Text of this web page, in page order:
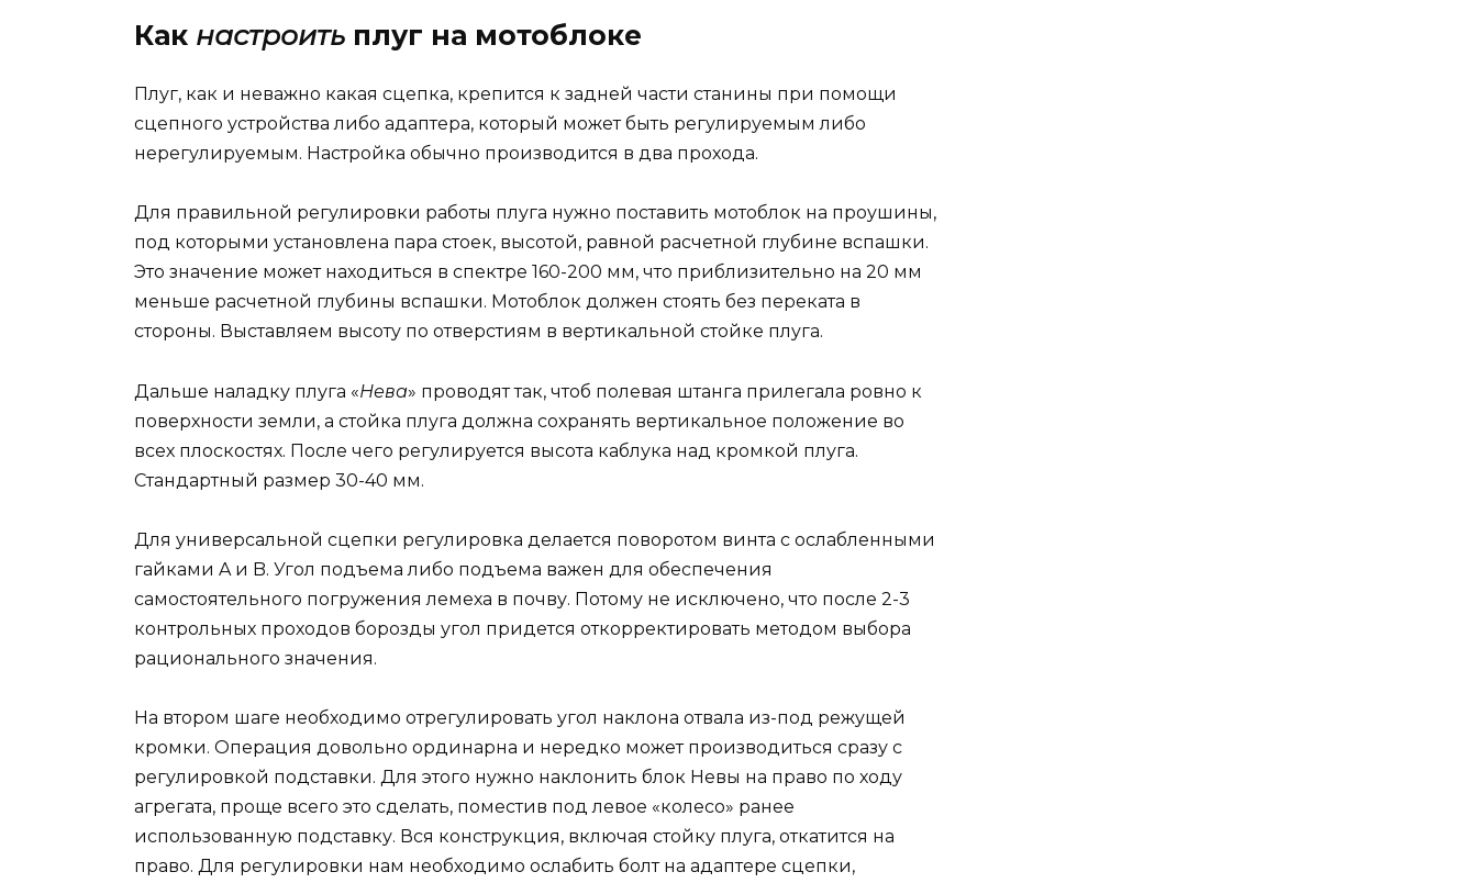
Как настроить плуг на мотоблоке
Плуг, как и неважно какая сцепка, крепится к задней части станины при помощи
сцепного устройства либо адаптера, который может быть регулируемым либо
нерегулируемым. Настройка обычно производится в два прохода.
Для правильной регулировки работы плуга нужно поставить мотоблок на проушины,
под которыми установлена ​​пара стоек, высотой, равной расчетной глубине вспашки.
Это значение может находиться в спектре 160-200 мм, что приблизительно на 20 мм
меньше расчетной глубины вспашки. Мотоблок должен стоять без переката в
стороны. Выставляем высоту по отверстиям в вертикальной стойке плуга.
Дальше наладку плуга «Нева» проводят так, чтоб полевая штанга прилегала ровно к
поверхности земли, а стойка плуга должна сохранять вертикальное положение во
всех плоскостях. После чего регулируется высота каблука над кромкой плуга.
Стандартный размер 30-40 мм.
Для универсальной сцепки регулировка делается поворотом винта с ослабленными
гайками A и B. Угол подъема либо подъема важен для обеспечения
самостоятельного погружения лемеха в почву. Потому не исключено, что после 2-3
контрольных проходов борозды угол придется откорректировать методом выбора
рационального значения.
На втором шаге необходимо отрегулировать угол наклона отвала из-под режущей
кромки. Операция довольно ординарна и нередко может производиться сразу с
регулировкой подставки. Для этого нужно наклонить блок Невы на право по ходу
агрегата, проще всего это сделать, поместив под левое «колесо» ранее
использованную подставку. Вся конструкция, включая стойку плуга, откатится на
право. Для регулировки нам необходимо ослабить болт на адаптере сцепки,